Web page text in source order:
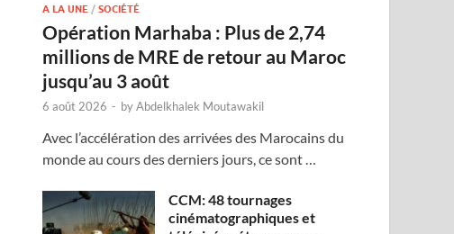
A LA UNE /SOCIÉTÉ
Opération Marhaba : Plus de 2,74
millions de MRE de retour au Maroc
jusqu’au 3 août
6 août 2026 - byAbdelkhalek Moutawakil
Avec l’accélération des arrivées des Marocains du
monde au cours des derniers jours, ce sont …
CCM: 48 tournages
cinématographiques et